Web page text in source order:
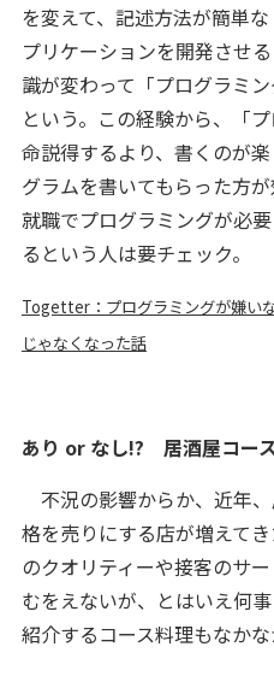
を変えて、記述方法が簡単
プリケーションを開発させ
識が変わって「プログラミ
という。この経験から、「
命説得するより、書くのが
グラムを書いてもらった方
就職でプログラミングが必
るという人は要チェック。
Togetter：プログラミングが嫌い
じゃなくなった話
あり or なし!? 居酒屋コー
不況の影響からか、近年
格を売りにする店が増えて
のクオリティーや接客のサ
むをえないが、とはいえ何
紹介するコース料理もなかな